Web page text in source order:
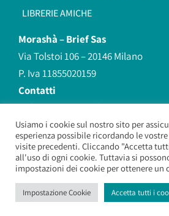
LIBRERIE AMICHE
Morashà –Brief Sas
Via Tolstoi 106 – 20146 Milano
P. Iva 11855020159
Contatti
redazione@morasha.it
339 8596707
(anche Whatsapp)
Morashà – Brief Sas – Copyright
Usiamo i cookie sul nostro sito per
esperienza possibile ricordando le
visite precedenti. Cliccando "Accetta
all'uso di ogni cookie. Tuttavia si
impostazioni dei cookie per ottenere un
Impostazione Cookie Accetta tutti i